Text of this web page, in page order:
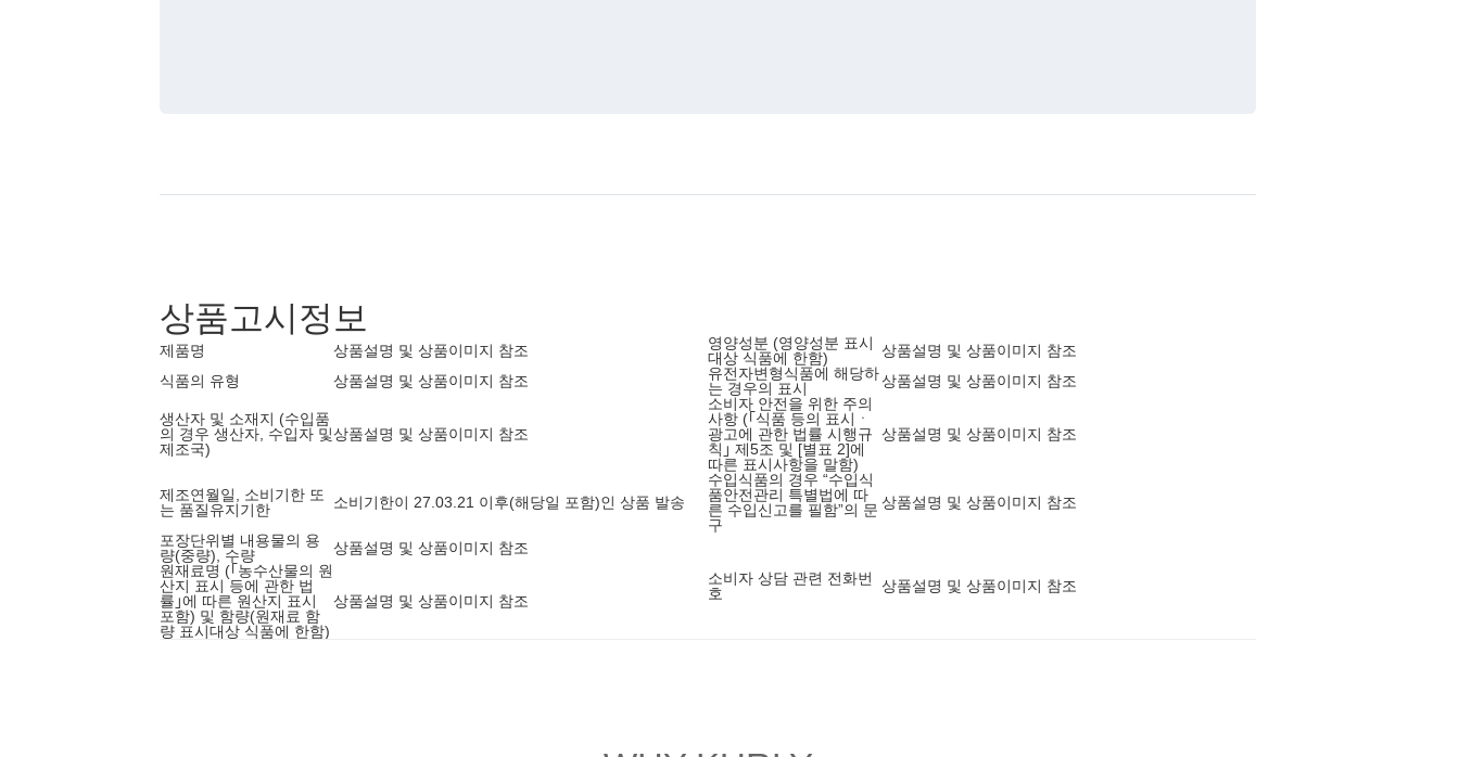
상품고시정보
제품명 상품설명 및 상품이미지 참조
영양성분 (영양성분 표시
대상 식품에 한함)
상품설명 및 상품이미지 참조
식품의 유형
상품설명 및 상품이미지 참조
유전자변형식품에 해당하
는 경우의 표시
상품설명 및 상품이미지 참조
생산자 및 소재지 (수입품
의 경우 생산자, 수입자 및
제조국)
상품설명 및 상품이미지 참조
소비자 안전을 위한 주의
사항 (｢식품 등의 표시ㆍ
광고에 관한 법률 시행규
칙｣ 제5조 및 [별표 2]에
따른 표시사항을 말함)
상품설명 및 상품이미지 참조
제조연월일, 소비기한 또
는 품질유지기한
소비기한이 27.03.21 이후(해당일 포함)인 상품 발송
수입식품의 경우 “수입식
품안전관리 특별법에 따
른 수입신고를 필함”의 문
구
상품설명 및 상품이미지 참조
포장단위별 내용물의 용
량(중량), 수량
상품설명 및 상품이미지 참조
소비자 상담 관련 전화번
호
상품설명 및 상품이미지 참조
원재료명 (｢농수산물의 원
산지 표시 등에 관한 법
률｣에 따른 원산지 표시
포함) 및 함량(원재료 함
량 표시대상 식품에 한함)
상품설명 및 상품이미지 참조